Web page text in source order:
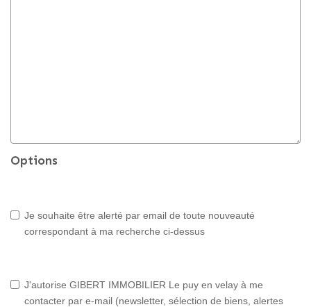
Options
Je souhaite être alerté par email de toute nouveauté
correspondant à ma recherche ci-dessus
J'autorise GIBERT IMMOBILIER Le puy en velay à me
contacter par e-mail (newsletter, sélection de biens, alertes